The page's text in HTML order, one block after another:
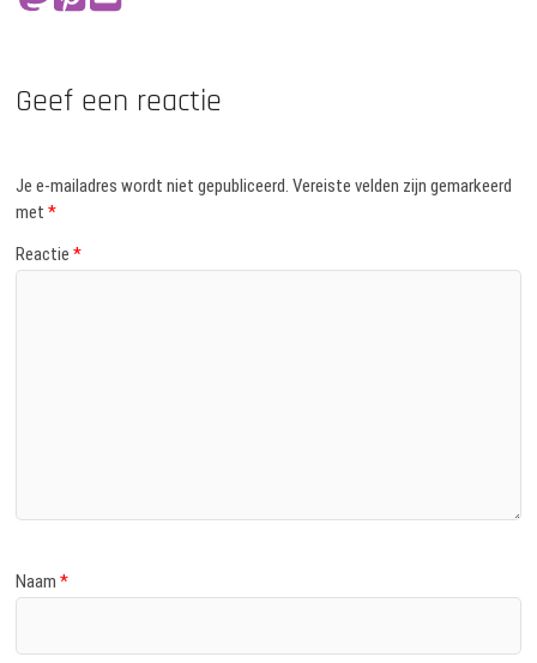
Geef een reactie
Je e-mailadres wordt niet gepubliceerd. Vereiste velden zijn gemarkeerd
met*
Reactie*
Naam*